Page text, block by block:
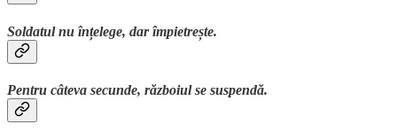
Soldatul nu înțelege, dar împietrește.
Pentru câteva secunde, războiul se suspendă.